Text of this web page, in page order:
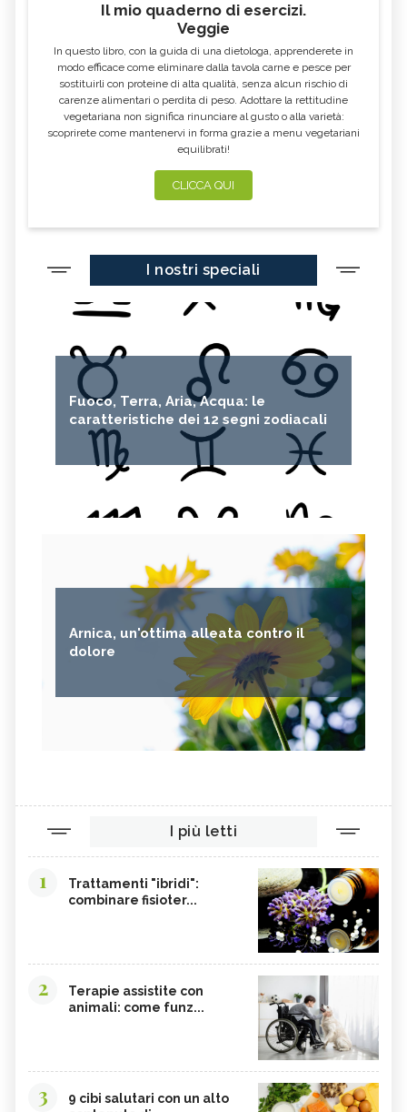
Il mio quaderno di esercizi.
Veggie
In questo libro, con la guida di una dietologa, apprenderete in
modo efficace come eliminare dalla tavola carne e pesce per
sostituirli con proteine di alta qualità, senza alcun rischio di
carenze alimentari o perdita di peso. Adottare la rettitudine
vegetariana non significa rinunciare al gusto o alla varietà:
scoprirete come mantenervi in forma grazie a menu vegetariani
equilibrati!
CLICCA QUI
I nostri speciali
Fuoco, Terra, Aria, Acqua: le
caratteristiche dei 12 segni zodiacali
Arnica, un'ottima alleata contro il
dolore
I più letti
1
Trattamenti "ibridi":
combinare fisioter...
2
Terapie assistite con
animali: come funz...
3
9 cibi salutari con un alto